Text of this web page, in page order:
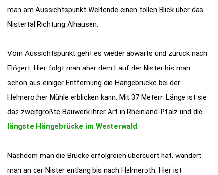
man am Aussichtspunkt Weltende einen tollen Blick über das
Nistertal Richtung Alhausen.
Vom Aussichtspunkt geht es wieder abwärts und zurück nach
Flögert. Hier folgt man aber dem Lauf der Nister bis man
schon aus einiger Entfernung die Hängebrücke bei der
Helmerother Mühle erblicken kann. Mit 37 Metern Länge ist sie
das zweitgrößte Bauwerk ihrer Art in Rheinland-Pfalz und die
längste Hängebrücke im Westerwald.
Nachdem man die Brücke erfolgreich überquert hat, wandert
man an der Nister entlang bis nach Helmeroth. Hier ist